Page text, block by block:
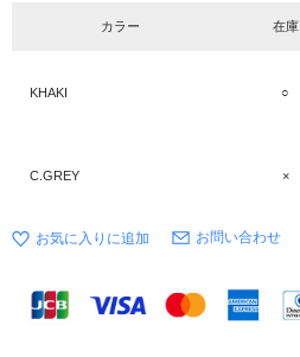
カラー 在庫
KHAKI ○
C.GREY ×
お問い合わせ